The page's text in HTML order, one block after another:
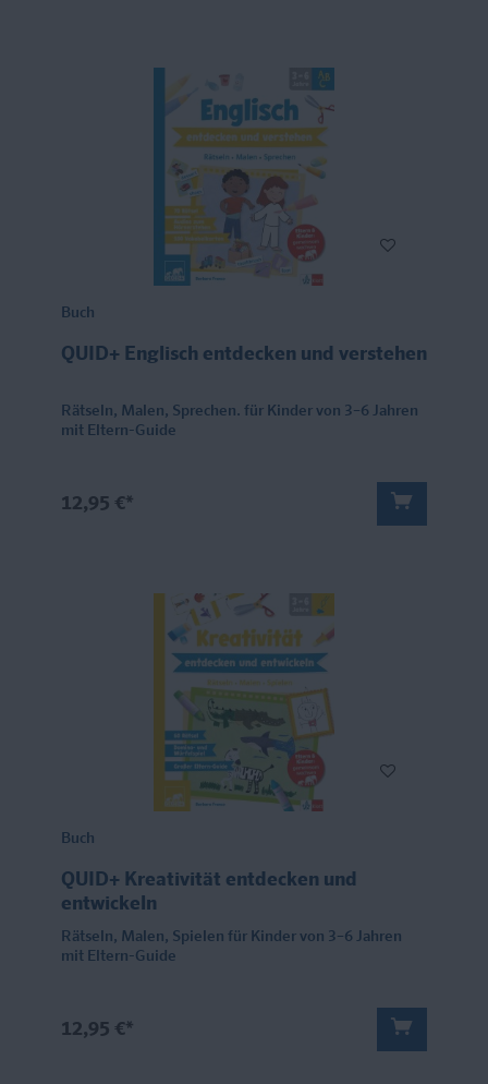
Buch
QUID+ Englisch entdecken und verstehen
Rätseln, Malen, Sprechen. für Kinder von 3–6 Jahren
mit Eltern-Guide
12,95 €*
Buch
QUID+ Kreativität entdecken und
entwickeln
Rätseln, Malen, Spielen für Kinder von 3–6 Jahren
mit Eltern-Guide
12,95 €*